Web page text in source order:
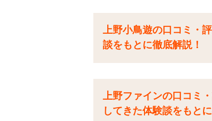
上野小鳥遊の口コミ・
談をもとに徹底解説！
上野ファインの口コミ
してきた体験談をもと